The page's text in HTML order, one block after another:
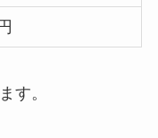
す。